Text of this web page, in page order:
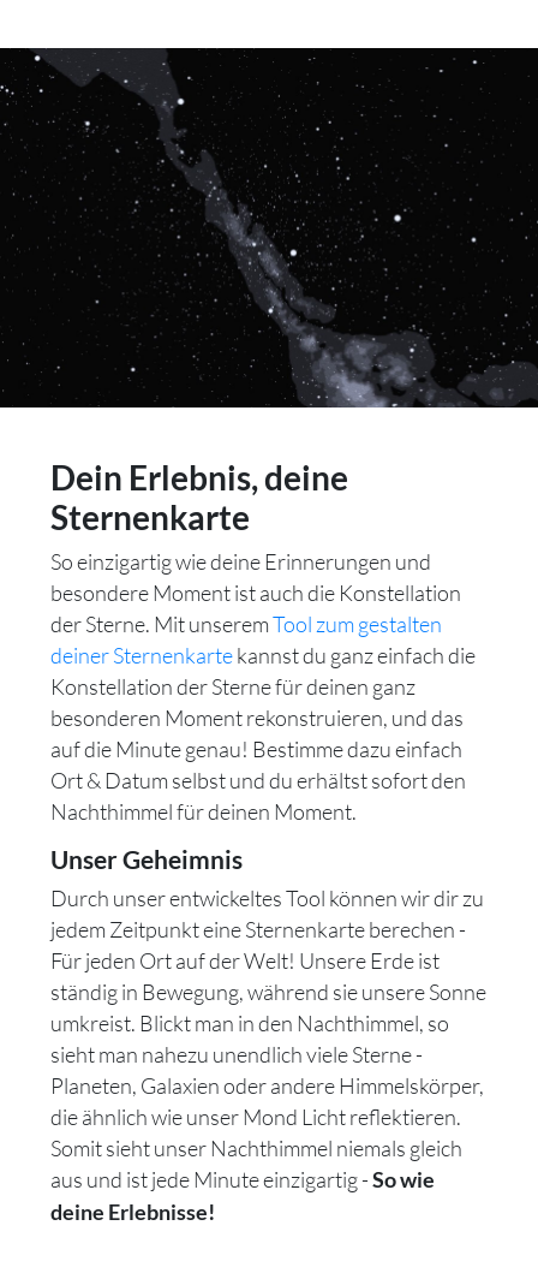
Dein Erlebnis, deine
Sternenkarte
So einzigartig wie deine Erinnerungen und
besondere Moment ist auch die Konstellation
der Sterne. Mit unseremTool zum gestalten
deiner Sternenkartekannst du ganz einfach die
Konstellation der Sterne für deinen ganz
besonderen Moment rekonstruieren, und das
auf die Minute genau! Bestimme dazu einfach
Ort & Datum selbst und du erhältst sofort den
Nachthimmel für deinen Moment.
Unser Geheimnis
Durch unser entwickeltes Tool können wir dir zu
jedem Zeitpunkt eine Sternenkarte berechen -
Für jeden Ort auf der Welt! Unsere Erde ist
ständig in Bewegung, während sie unsere Sonne
umkreist. Blickt man in den Nachthimmel, so
sieht man nahezu unendlich viele Sterne -
Planeten, Galaxien oder andere Himmelskörper,
die ähnlich wie unser Mond Licht reflektieren.
Somit sieht unser Nachthimmel niemals gleich
aus und ist jede Minute einzigartig -So wie
deine Erlebnisse!